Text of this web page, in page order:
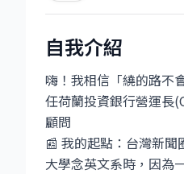
自我介紹
嗨！我相信「繞的路不
任荷蘭投資銀行營運長
顧問
📰 我的起點：台灣新聞
大學念英文系時，因為